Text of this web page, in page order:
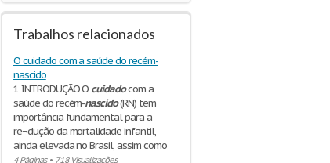
Trabalhos relacionados
O cuidado com a saúde do recém-
nascido
1 INTRODUÇÃO O cuidadocom a
saúde do recém-nascido(RN) tem
importância fundamental para a
re¬dução da mortalidade infantil,
ainda elevada no Brasil, assim como
4 Páginas• 718 Visualizações